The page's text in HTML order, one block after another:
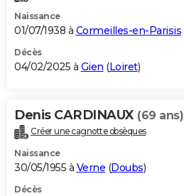
Naissance
01/07/1938 à Cormeilles-en-Parisis
Décès
04/02/2025 à Gien (Loiret)
Denis CARDINAUX (69 ans)
Créer une cagnotte obsèques
Naissance
30/05/1955 à Verne (Doubs)
Décès